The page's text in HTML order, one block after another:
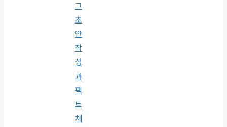
그
초
안
작
성
과
팩
트
체